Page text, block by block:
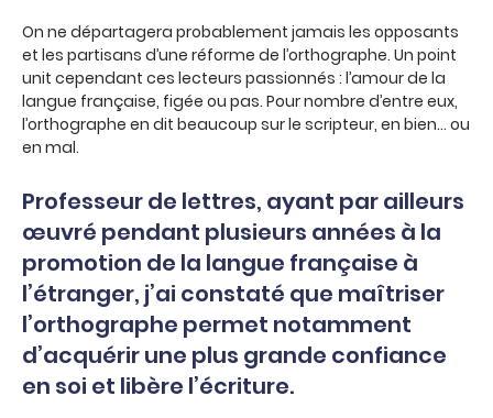
On ne départagera probablement jamais les opposants
et les partisans d’une réforme de l’orthographe. Un point
unit cependant ces lecteurs passionnés : l’amour de la
langue française, figée ou pas. Pour nombre d’entre eux,
l’orthographe en dit beaucoup sur le scripteur, en bien… ou
en mal.
Professeur de lettres, ayant par ailleurs
œuvré pendant plusieurs années à la
promotion de la langue française à
l’étranger, j’ai constaté que maîtriser
l’orthographe permet notamment
d’acquérir une plus grande confiance
en soi et libère l’écriture.